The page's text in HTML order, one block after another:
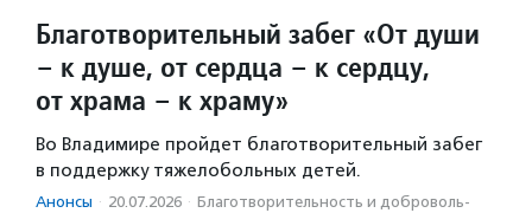
Благотворительный забег «От души
– к душе, от сердца – к сердцу,
от храма – к храму»
Во Владимире пройдет благотворительный забег
в поддержку тяжелобольных детей.
Анонсы · 20.07.2026 · Благотвори­тель­ность и доброволь­